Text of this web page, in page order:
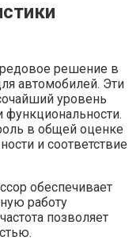
решение в
автомобилей. Эти
уровень
функциональности.
в общей оценке
и соответствие
обеспечивает
работу
позволяет